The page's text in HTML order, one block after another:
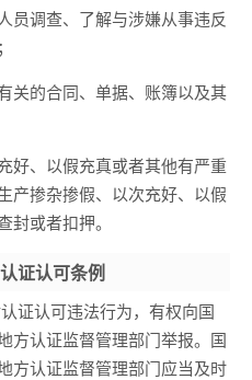
员调查、了解与涉嫌从事违反
关的合同、单据、账簿以及其
好、以假充真或者其他有严重
产掺杂掺假、以次充好、以假
或者扣押。
证认可条例
证认可违法行为，有权向国
方认证监督管理部门举报。国
方认证监督管理部门应当及时